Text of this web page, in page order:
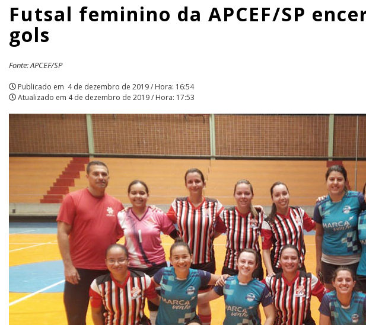
gols
|
APCEF/SP
Futsal feminino da APCEF/SP
gols
Fonte: APCEF/SP
Publicado em 4 de dezembro de 2019 / Hora: 16:54
Atualizado em 4 de dezembro de 2019 / Hora: 17:53
Aproveite
com o Sesi
e